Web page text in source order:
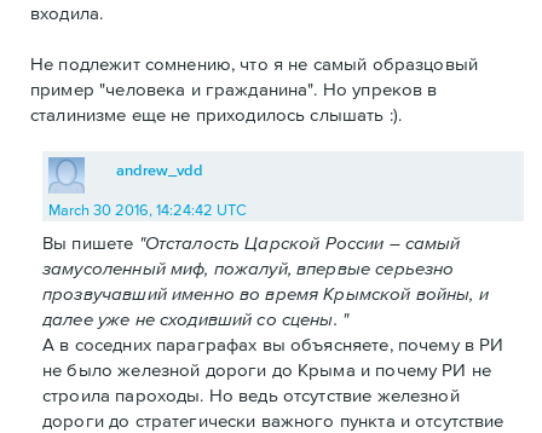
входила.
Не подлежит сомнению, что я не самый образцовый
пример "человека и гражданина". Но упреков в
сталинизме еще не приходилось слышать :).
andrew_vdd
March 30 2016, 14:24:42 UTC
Вы пишете "Отсталость Царской России – самый
замусоленный миф, пожалуй, впервые серьезно
прозвучавший именно во время Крымской войны, и
далее уже не сходивший со сцены. "
А в соседних параграфах вы объясняете, почему в РИ
не было железной дороги до Крыма и почему РИ не
строила пароходы. Но ведь отсутствие железной
дороги до стратегически важного пункта и отсутствие